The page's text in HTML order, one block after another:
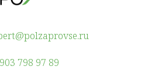
798 97 89